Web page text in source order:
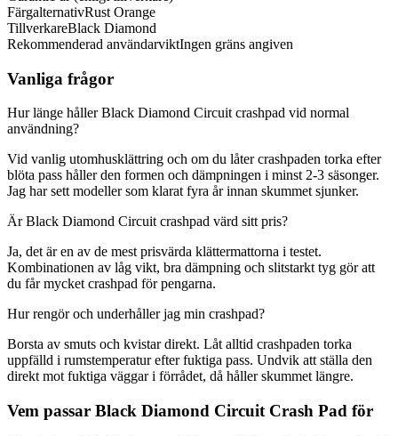
FärgalternativRust Orange
TillverkareBlack Diamond
Rekommenderad användarviktIngen gräns angiven
Vanliga frågor
Hur länge håller Black Diamond Circuit crashpad vid normal
användning?
Vid vanlig utomhusklättring och om du låter crashpaden torka efter
blöta pass håller den formen och dämpningen i minst 2-3 säsonger.
Jag har sett modeller som klarat fyra år innan skummet sjunker.
Är Black Diamond Circuit crashpad värd sitt pris?
Ja, det är en av de mest prisvärda klättermattorna i testet.
Kombinationen av låg vikt, bra dämpning och slitstarkt tyg gör att
du får mycket crashpad för pengarna.
Hur rengör och underhåller jag min crashpad?
Borsta av smuts och kvistar direkt. Låt alltid crashpaden torka
uppfälld i rumstemperatur efter fuktiga pass. Undvik att ställa den
direkt mot fuktiga väggar i förrådet, då håller skummet längre.
Vem passar Black Diamond Circuit Crash Pad för